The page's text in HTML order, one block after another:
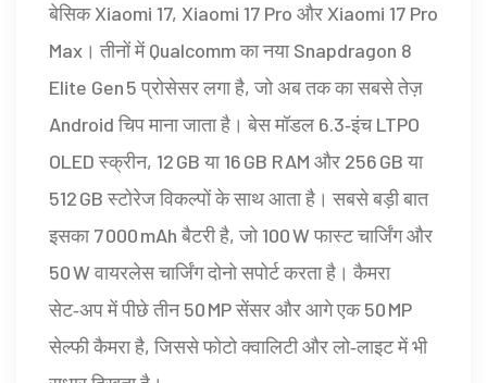
बेसिक Xiaomi 17, Xiaomi 17 Pro और Xiaomi 17 Pro
Max। तीनों में Qualcomm का नया Snapdragon 8
Elite Gen 5 प्रोसेसर लगा है, जो अब तक का सबसे तेज़
Android चिप माना जाता है। बेस मॉडल 6.3‑इंच LTPO
OLED स्क्रीन, 12 GB या 16 GB RAM और 256 GB या
512 GB स्टोरेज विकल्पों के साथ आता है। सबसे बड़ी बात
इसका 7 000 mAh बैटरी है, जो 100 W फास्ट चार्जिंग और
50 W वायरलेस चार्जिंग दोनो सपोर्ट करता है। कैमरा
सेट‑अप में पीछे तीन 50 MP सेंसर और आगे एक 50 MP
सेल्फी कैमरा है, जिससे फोटो क्वालिटी और लो‑लाइट में भी